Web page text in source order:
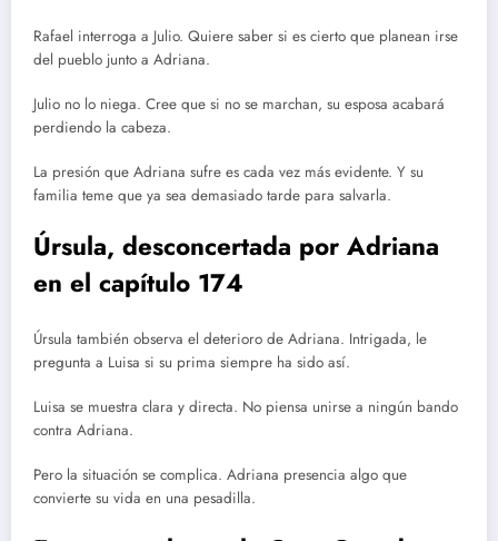
Rafael interroga a Julio. Quiere saber si es cierto que planean irse
del pueblo junto a Adriana.
Julio no lo niega. Cree que si no se marchan, su esposa acabará
perdiendo la cabeza.
La presión que Adriana sufre es cada vez más evidente. Y su
familia teme que ya sea demasiado tarde para salvarla.
Úrsula, desconcertada por Adriana
en el capítulo 174
Úrsula también observa el deterioro de Adriana. Intrigada, le
pregunta a Luisa si su prima siempre ha sido así.
Luisa se muestra clara y directa. No piensa unirse a ningún bando
contra Adriana.
Pero la situación se complica. Adriana presencia algo que
convierte su vida en una pesadilla.